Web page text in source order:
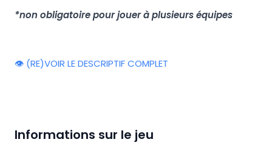
*non obligatoire pour jouer à plusieurs équipes
👁️ (RE)VOIR LE DESCRIPTIF COMPLET
Informations sur le jeu